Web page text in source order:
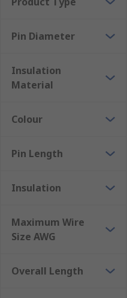
Pin Diameter
Insulation
Material
Colour
Pin Length
Insulation
Maximum Wire
Size AWG
Overall Length